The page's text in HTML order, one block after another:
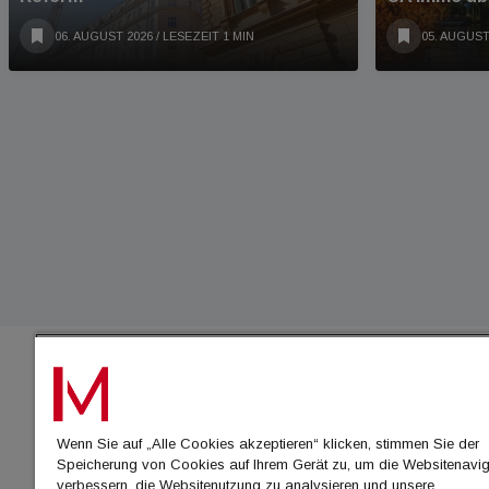
06. AUGUST 2026 / LESEZEIT 1 MIN 05.
Wenn Sie auf „Alle Cookies akzeptieren“ klicken, stimmen Sie der
Speicherung von Cookies auf Ihrem Gerät zu, um die
verbessern, die Websitenutzung zu analysieren und unsere